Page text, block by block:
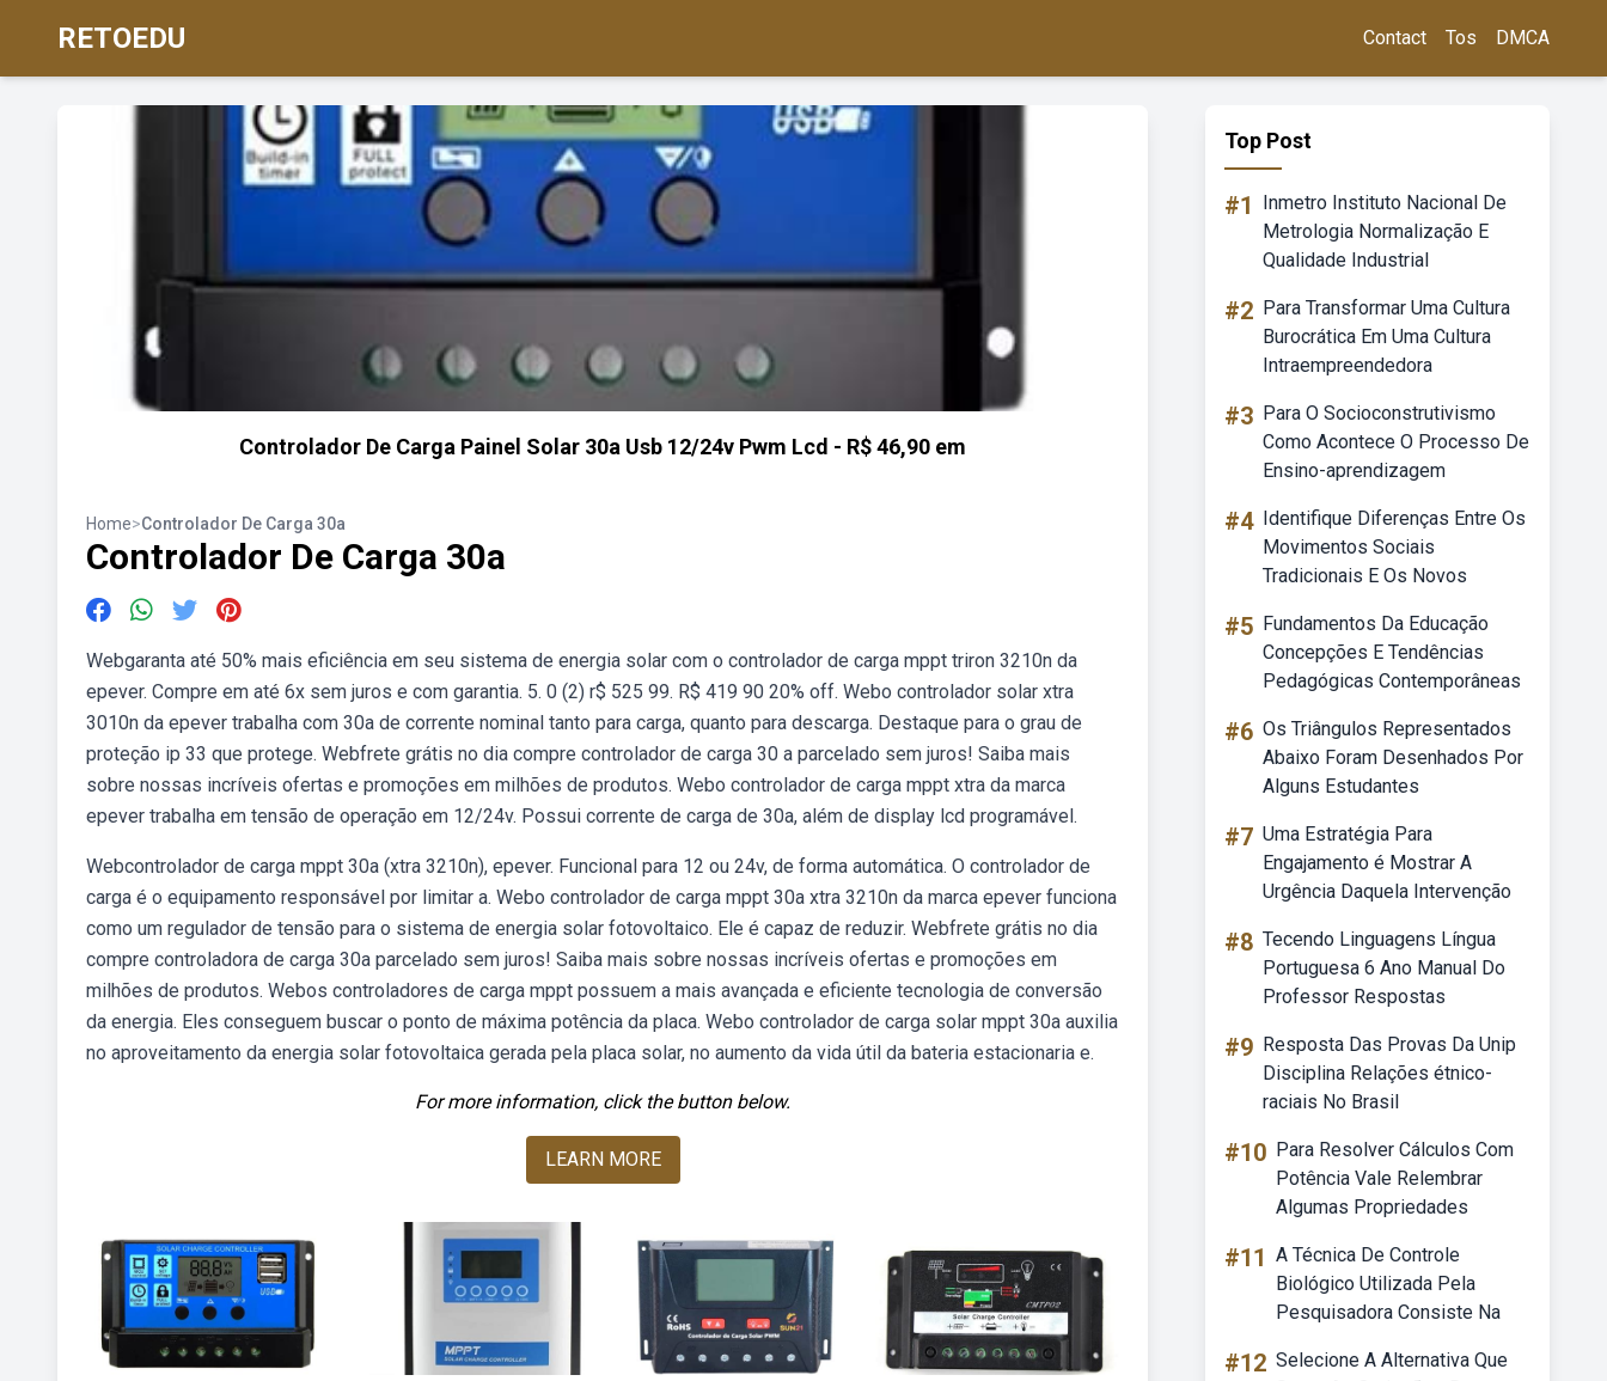
RETOEDU Contact Tos DMCA
Controlador De Carga Painel Solar 30a Usb 12/24v Pwm Lcd - R$ 46,90 em
Home>Controlador De Carga 30a
Controlador De Carga 30a
Webgaranta até 50% mais eficiência em seu sistema de energia solar com o controlador de carga mppt triron 3210n da
epever. Compre em até 6x sem juros e com garantia. 5. 0 (2) r$ 525 99. R$ 419 90 20% off. Webo controlador solar xtra
3010n da epever trabalha com 30a de corrente nominal tanto para carga, quanto para descarga. Destaque para o grau de
proteção ip 33 que protege. Webfrete grátis no dia compre controlador de carga 30 a parcelado sem juros! Saiba mais
sobre nossas incríveis ofertas e promoções em milhões de produtos. Webo controlador de carga mppt xtra da marca
epever trabalha em tensão de operação em 12/24v. Possui corrente de carga de 30a, além de display lcd programável.
Webcontrolador de carga mppt 30a (xtra 3210n), epever. Funcional para 12 ou 24v, de forma automática. O controlador de
carga é o equipamento responsável por limitar a. Webo controlador de carga mppt 30a xtra 3210n da marca epever funciona
como um regulador de tensão para o sistema de energia solar fotovoltaico. Ele é capaz de reduzir. Webfrete grátis no dia
compre controladora de carga 30a parcelado sem juros! Saiba mais sobre nossas incríveis ofertas e promoções em
milhões de produtos. Webos controladores de carga mppt possuem a mais avançada e eficiente tecnologia de conversão
da energia. Eles conseguem buscar o ponto de máxima potência da placa. Webo controlador de carga solar mppt 30a auxilia
no aproveitamento da energia solar fotovoltaica gerada pela placa solar, no aumento da vida útil da bateria estacionaria e.
For more information, click the button below.
LEARN MORE
Top Post
#1
Inmetro Instituto Nacional De
Metrologia Normalização E
Qualidade Industrial
#2 Para Transformar Uma Cultura
Burocrática Em Uma Cultura
Intraempreendedora
#3 Para O Socioconstrutivismo
Como Acontece O Processo De
Ensino-aprendizagem
#4 Identifique Diferenças Entre Os
Movimentos Sociais
Tradicionais E Os Novos
#5 Fundamentos Da Educação
Concepções E Tendências
Pedagógicas Contemporâneas
#6 Os Triângulos Representados
Abaixo Foram Desenhados Por
Alguns Estudantes
#7 Uma Estratégia Para
Engajamento é Mostrar A
Urgência Daquela Intervenção
#8 Tecendo Linguagens Língua
Portuguesa 6 Ano Manual Do
Professor Respostas
#9 Resposta Das Provas Da Unip
Disciplina Relações étnico-
raciais No Brasil
#10 Para Resolver Cálculos Com
Potência Vale Relembrar
Algumas Propriedades
#11 A Técnica De Controle
Biológico Utilizada Pela
Pesquisadora Consiste Na
#12 Selecione A Alternativa Que